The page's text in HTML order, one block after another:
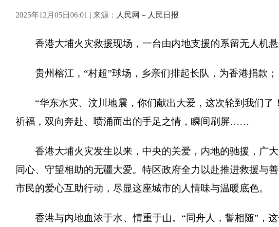
2025年12月05日06:01 | 来源： 人民网－人民日报
香港大埔火灾救援现场，一台由内地支援的系留无人机悬
贵州榕江，“村超”球场，乡亲们排起长队，为香港捐款；
“华东水灾、汶川地震，你们献出大爱，这次轮到我们了
祈福，双向奔赴、喷涌而出的手足之情，瞬间刷屏……
香港大埔火灾发生以来，中央的关爱，内地的驰援，广大
同心、守望相助的无疆大爱。特区政府全力以赴推进救援与
市民的爱心互助行动，尽显这座城市的人情味与温暖底色。
香港与内地血浓于水、情重于山。“同舟人，誓相随”，这